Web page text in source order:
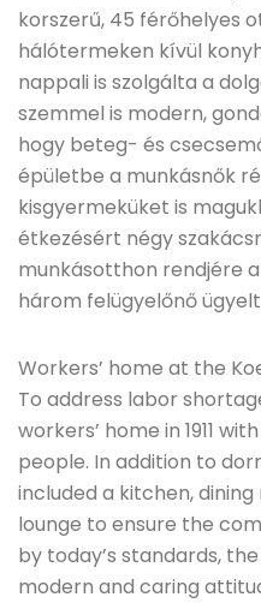
korszerű, 45 férőhelyes
hálótermeken kívül
nappali is szolgálta a
szemmel is modern,
hogy beteg- és
épületbe a munkásnők
kisgyermeküket is
étkezésért négy
munkásotthon rendjére
három felügyelőnő
Workers’ home at the
To address labor
workers’ home in 1911
people. In addition to
included a kitchen,
lounge to ensure the
by today’s standards,
modern and caring